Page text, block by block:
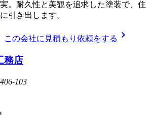
。耐久性と美観を追求した塗装で、住
引き出します。
この会社に見積もり依頼をする chevron_right
務店
103